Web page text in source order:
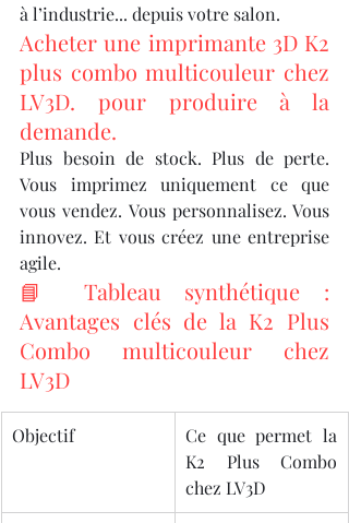
à l’industrie... depuis votre salon.
Acheter une imprimante 3D K2
plus combo multicouleur chez
LV3D. pour produire à la
demande.
Plus besoin de stock. Plus de perte.
Vous imprimez uniquement ce que
vous vendez. Vous personnalisez. Vous
innovez. Et vous créez une entreprise
agile.
📘 Tableau synthétique :
Avantages clés de la K2 Plus
Combo multicouleur chez
LV3D
Objectif
Ce que permet la
K2 Plus Combo
chez LV3D